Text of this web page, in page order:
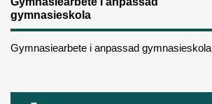
gymnasieskola
Gymnasiearbete i anpassad gymnasieskola